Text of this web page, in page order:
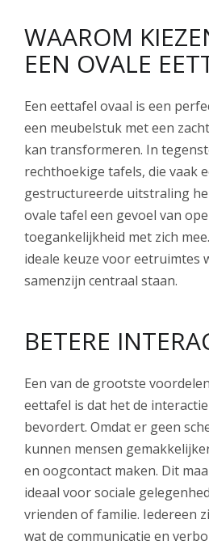
WAAROM
EEN OVALE
Een eettafel ovaal is een
een meubelstuk met een
kan transformeren. In
rechthoekige tafels, die vaak
gestructureerde uitstraling
ovale tafel een gevoel van
toegankelijkheid met zich
ideale keuze voor eetruimtes
samenzijn centraal staan.
BETERE
Een van de grootste
eettafel is dat het de
bevordert. Omdat er geen
kunnen mensen
en oogcontact maken. Dit
ideaal voor sociale
vrienden of familie. Iedereen
wat de communicatie en